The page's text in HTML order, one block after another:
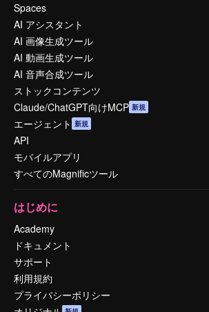
Spaces
AI アシスタント
AI 画像生成ツール
AI 動画生成ツール
AI 音声合成ツール
ストックコンテンツ
Claude/ChatGPT向けMCP 新規
エージェント 新規
API
モバイルアプリ
すべてのMagnificツール
はじめに
Academy
ドキュメント
サポート
利用規約
プライバシーポリシー